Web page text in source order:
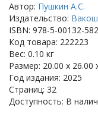
Автор: Пушкин А.С.
Издательство:
ISBN: 978-5-00132-
Код товара: 222223
Вес: 0.10 кг
Размер: 20.00 x 26.00
Год издания: 2025
Страниц: 32
Доступность: В